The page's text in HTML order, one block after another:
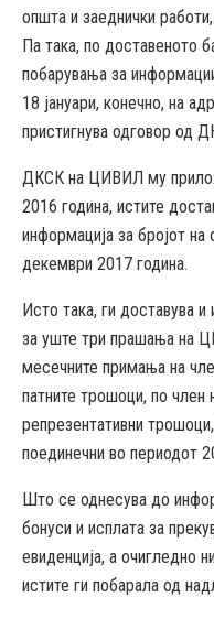
општа и заеднички
Па така, по доставеното
побарувања за
18 јануари, конечно, на
пристигнува одговор од
ДКСК на ЦИВИЛ му
2016 година, истите
информација за бројот
декември 2017 година.
Исто така, ги доставува
за уште три прашања на
месечните примања на
патните трошоци, по член
репрезентативни
поединечни во периодот
Што се однесува до
бонуси и исплата за
евиденција, а очигледно
истите ги побарала од